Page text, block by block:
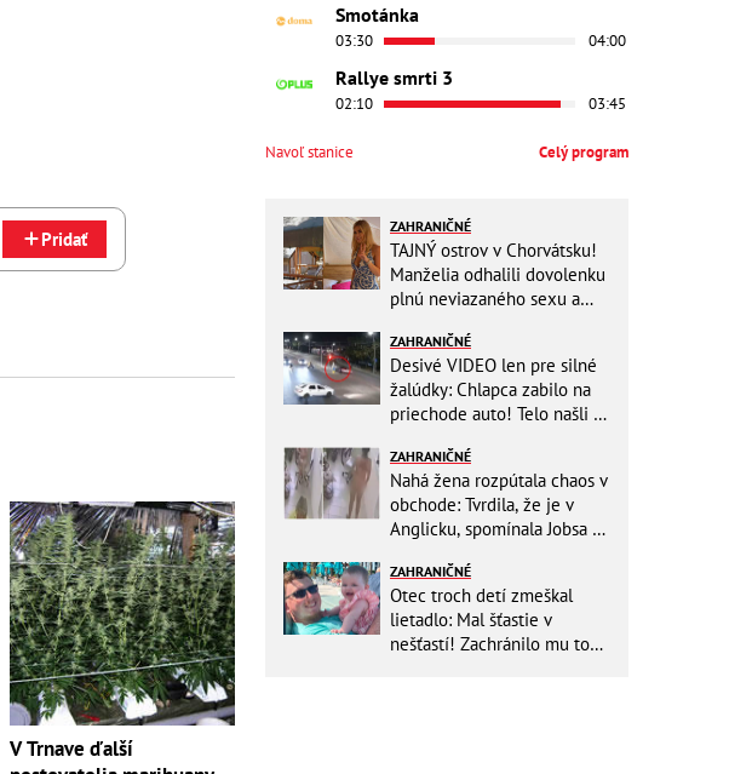
Pridať
V Trnave ďalší
Smotánka
03:30 04:00
Rallye smrti 3
02:10 03:45
Navoľ stanice Celý program
ZAHRANIČNÉ
TAJNÝ ostrov v Chorvátsku!
Manželia odhalili dovolenku
plnú neviazaného sexu a
ZAHRANIČNÉ
Desivé VIDEO len pre silné
žalúdky: Chlapca zabilo na
priechode auto! Telo našli o
ZAHRANIČNÉ
Nahá žena rozpútala chaos v
obchode: Tvrdila, že je v
Anglicku, spomínala Jobsa aj
ZAHRANIČNÉ
Otec troch detí zmeškal
lietadlo: Mal šťastie v
nešťastí! Zachránilo mu to